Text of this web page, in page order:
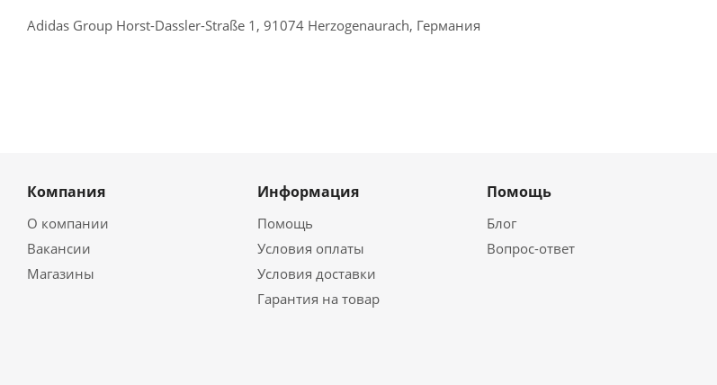
Adidas Group Horst-Dassler-Straße 1, 91074 Herzogenaurach, Германия
Компания
О компании
Вакансии
Магазины
Информация
Помощь
Условия оплаты
Условия доставки
Гарантия на товар
Помощь
Блог
Вопрос-ответ